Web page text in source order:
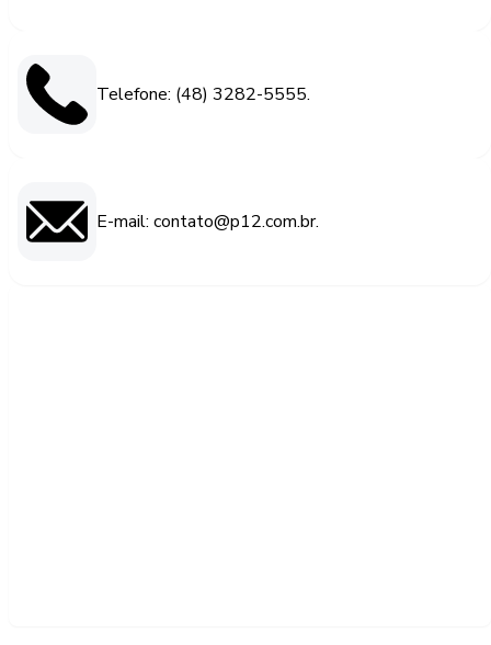
Telefone: (48) 3282-5555.
E-mail: contato@p12.com.br.